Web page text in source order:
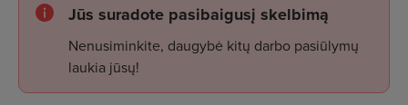
Jūs suradote pasibaigusį skelbimą
Nenusiminkite, daugybė kitų darbo pasiūlymų
laukia jūsų!